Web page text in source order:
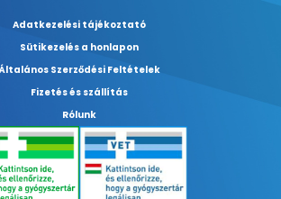
Adatkezelési tájékoztató
Sütikezelés a honlapon
Szerződési Feltételek
Fizetés és szállítás
Rólunk